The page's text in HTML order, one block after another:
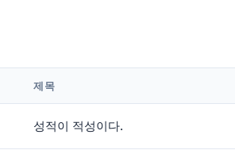
제목
성적이 적성이다.